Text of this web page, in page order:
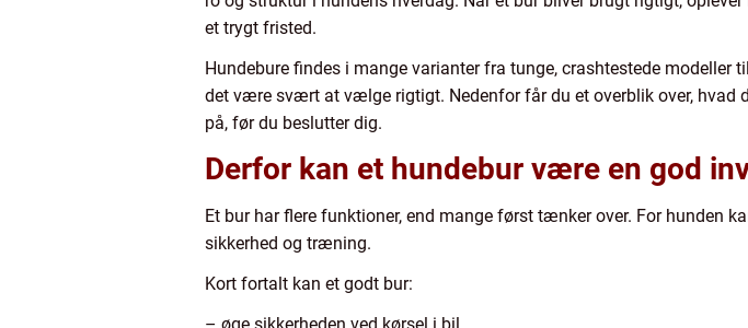
et trygt fristed.
Hundebure findes i mange varianter fra tunge, crashtestede
det være svært at vælge rigtigt. Nedenfor får du et overblik over, hvad
på, før du beslutter dig.
Derfor kan et hundebur være en god
Et bur har flere funktioner, end mange først tænker over. For hunden
sikkerhed og træning.
Kort fortalt kan et godt bur: